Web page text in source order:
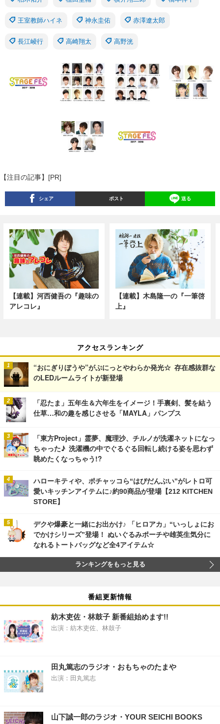
王室教師ハイネ 神永圭佑 赤澤遼太郎
長江崚行 高崎翔太 高野洸
【注目の記事】[PR]
シェア ポスト 送る
【連載】河西健吾の『趣味の
アレコレ』
【連載】木島隆一の『一筆啓
上』
アクセスランキング
“おにぎりぼうや”がぷにっとやわらか発光☆ 存在感抜群な
のLEDルームライトが新登場
「忍たま」五年生＆六年生をイメージ！手裏剣、髪を結う
仕草…和の趣を感じさせる「MAYLA」パンプス
「東方Project」霊夢、魔理沙、チルノが洗濯ネットになっ
ちゃった♪ 洗濯機の中でぐるぐる回転し続ける姿を思わず
眺めたくなっちゃう!?
ハローキティや、ポチャッコら“はぴだんぶい”がレトロ可
愛いキッチンアイテムに♪約90商品が登場【212 KITCHEN
STORE】
デクや爆豪と一緒にお出かけ♪ 「ヒロアカ」“いっしょにお
でかけシリーズ”登場！ ぬいぐるみポーチや雄英生気分に
なれるトートバッグなど全4アイテム☆
ランキングをもっと見る
番組更新情報
紡木吏佐・林鼓子 新番組始めます!!
出演：紡木吏佐、林鼓子
田丸篤志のラジオ・おもちゃのたまや
出演：田丸篤志
山下誠一郎のラジオ・YOUR SEICHI BOOKS